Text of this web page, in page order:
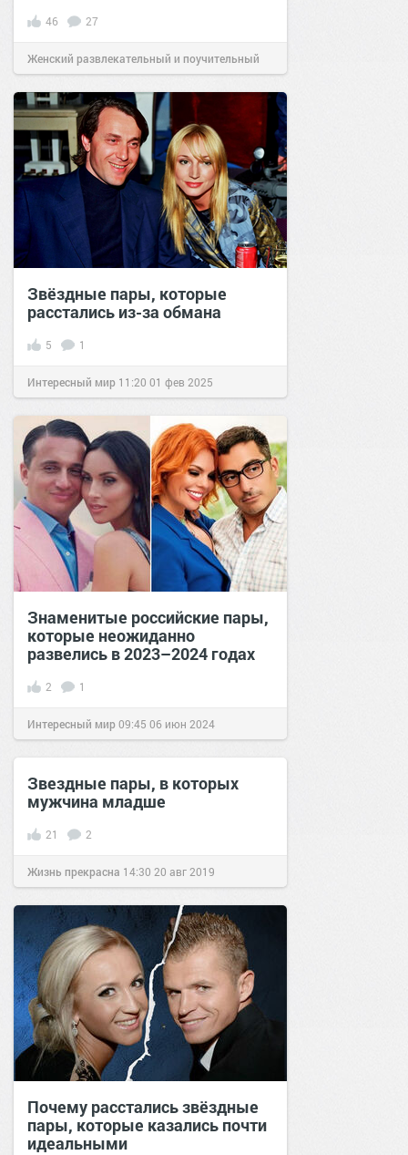
46 27
Женский развлекательный и поучительный
сайт.14:5403 июл 2020
Звёздные пары, которые
расстались из-за обмана
5 1
Интересный мир 11:20 01 фев 2025
Знаменитые российские пары,
которые неожиданно
развелись в 2023–2024 годах
2 1
Интересный мир09:45 06 июн 2024
Звездные пары, в которых
мужчина младше
21 2
Жизнь прекрасна 14:30 20 авг 2019
Почему расстались звёздные
пары, которые казались почти
идеальными